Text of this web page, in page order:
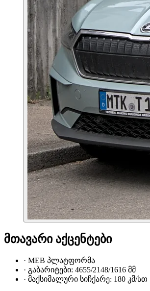
მთავარი აქცენტები
· MEB პლატფორმა
· გაბარიტები: 4655/2148/1616 მმ
· მაქსიმალური სიჩქარე: 180 კმ/სთ